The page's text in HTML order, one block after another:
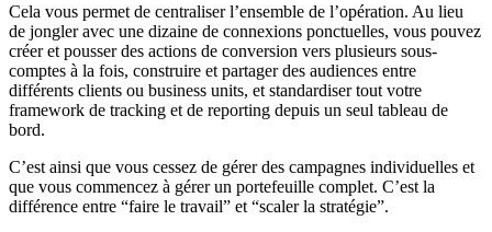
Cela vous permet de centraliser l’ensemble de l’opération. Au lieu
de jongler avec une dizaine de connexions ponctuelles, vous pouvez
créer et pousser des actions de conversion vers plusieurs sous-
comptes à la fois, construire et partager des audiences entre
différents clients ou business units, et standardiser tout votre
framework de tracking et de reporting depuis un seul tableau de
bord.
C’est ainsi que vous cessez de gérer des campagnes individuelles et
que vous commencez à gérer un portefeuille complet. C’est la
différence entre “faire le travail” et “scaler la stratégie”.